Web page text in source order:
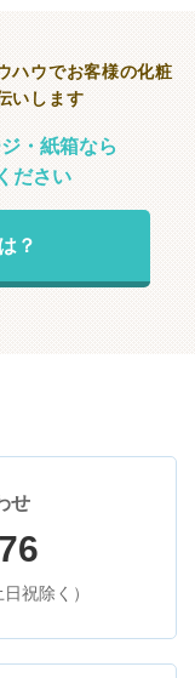
ハウでお客様の化粧
いします
・紙箱なら
ださい
？
せ
祝除く）